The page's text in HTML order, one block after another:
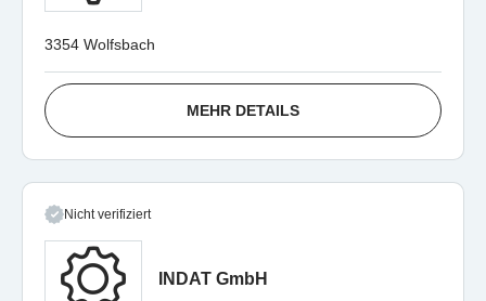
3354 Wolfsbach
MEHR DETAILS
Nicht verifiziert
INDAT GmbH